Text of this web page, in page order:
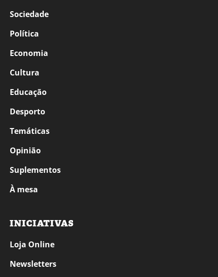
Sociedade
Política
Economia
Cultura
Educação
Desporto
Temáticas
Opinião
Suplementos
À mesa
INICIATIVAS
Loja Online
Newsletters